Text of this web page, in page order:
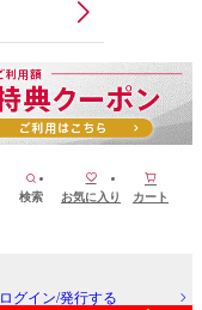
検索 お気に入り カート
ログイン/発行する